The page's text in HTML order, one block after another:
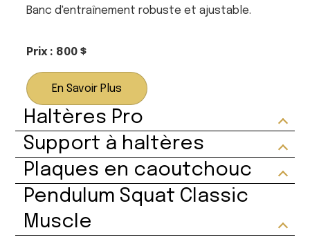
Banc d'entraînement robuste et ajustable.
Prix : 800 $
En Savoir Plus
Haltères Pro
Support à haltères
Plaques en caoutchouc
Pendulum Squat Classic
Muscle